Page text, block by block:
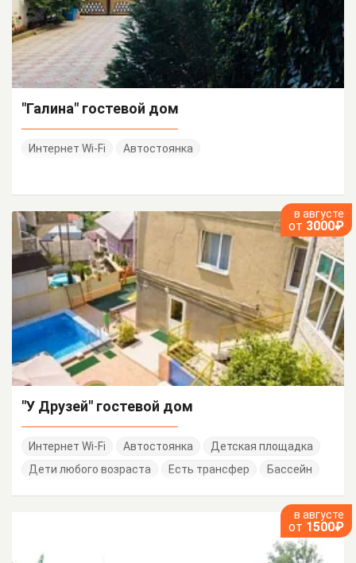
"Галина" гостевой дом
Интернет Wi-Fi Автостоянка
в августе
от 3000₽
"У Друзей" гостевой дом
Интернет Wi-Fi Автостоянка
Детская площадка
Дети любого возраста
Есть трансфер Бассейн
в августе
от 1500₽